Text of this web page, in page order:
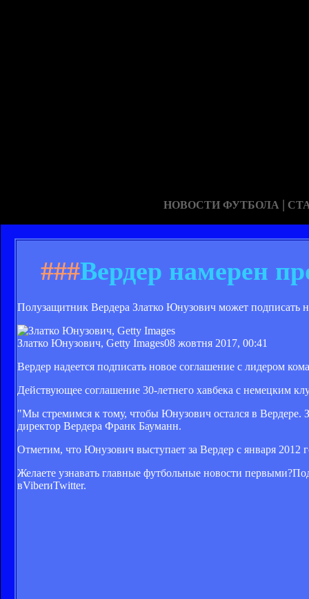
НОВОСТИ ФУТБОЛА |
###Вердер намерен
Полузащитник Вердера Златко Юнузович может подписать
Златко Юнузович, Getty Images08 жовтня 2017, 00:41
Вердер надеется подписать новое соглашение с лидером
Действующее соглашение 30-летнего хавбека с немецким
"Мы стремимся к тому, чтобы Юнузович остался в Вердере.
директор Вердера Франк Бауманн.
Отметим, что Юнузович выступает за Вердер с января 2012
Желаете узнавать главные футбольные новости
вViberиTwitter.